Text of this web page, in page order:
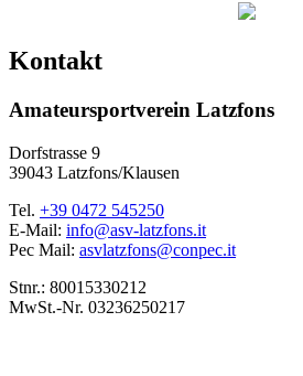
Kontakt
Amateursportverein Latzfons
Dorfstrasse 9
39043 Latzfons/Klausen
Tel. +39 0472 545250
E-Mail: info@asv-latzfons.it
Pec Mail: asvlatzfons@conpec.it
Stnr.: 80015330212
MwSt.-Nr. 03236250217